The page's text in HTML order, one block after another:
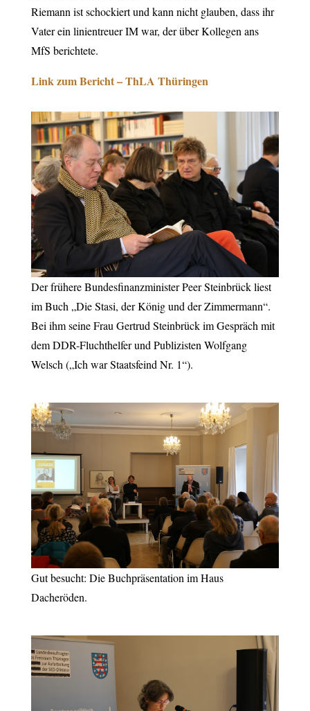
Riemann ist schockiert und kann nicht glauben, dass ihr
Vater ein linientreuer IM war, der über Kollegen ans
MfS berichtete.
Link zum Bericht – ThLA Thüringen
Der frühere Bundesfinanzminister Peer Steinbrück liest
im Buch „Die Stasi, der König und der Zimmermann“.
Bei ihm seine Frau Gertrud Steinbrück im Gespräch mit
dem DDR-Fluchthelfer und Publizisten Wolfgang
Welsch („Ich war Staatsfeind Nr. 1“).
Gut besucht: Die Buchpräsentation im Haus
Dacheröden.